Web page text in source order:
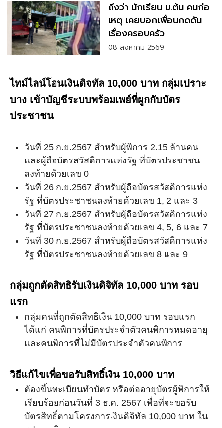
ถึงว่า นักเรียน ม.ต้น คนก่อ
เหตุ เคยบอกเพื่อนกดดัน
เรื่องครอบครัว
08 สิงหาคม 2569
ไทม์ไลน์โอนเงินดิจทัล 10,000 บาท กลุ่มเปราะ
บาง เข้าบัญชีระบบพร้อมเพย์ที่ผูกกับบัตร
ประชาชน
วันที่ 25 ก.ย.2567 สำหรับผู้พิการ 2.15 ล้านคน
และผู้ถือบัตรสวัสดิการแห่งรัฐ ที่บัตรประชาชน
ลงท้ายด้วยเลข 0
วันที่ 26 ก.ย.2567 สำหรับผู้ถือบัตรสวัสดิการแห่ง
รัฐ ที่บัตรประชาชนลงท้ายด้วยเลข 1, 2 และ 3
วันที่ 27 ก.ย.2567 สำหรับผู้ถือบัตรสวัสดิการแห่ง
รัฐ ที่บัตรประชาชนลงท้ายด้วยเลข 4, 5, 6 และ 7
วันที่ 30 ก.ย.2567 สำหรับผู้ถือบัตรสวัสดิการแห่ง
รัฐ ที่บัตรประชาชนลงท้ายด้วยเลข 8 และ 9
กลุ่มถูกตัดสิทธิรับเงินดิจิทัล 10,000 บาท รอบ
แรก
กลุ่มคนที่ถูกตัดสิทธิเงิน 10,000 บาท รอบแรก
ได้แก่ คนพิการที่บัตรประจำตัวคนพิการหมดอายุ
และคนพิการที่ไม่มีบัตรประจำตัวคนพิการ
วิธีแก้ไขเพื่อขอรับสิทธิ์เงิน 10,000 บาท
ต้องขึ้นทะเบียนทำบัตร หรือต่ออายุบัตรผู้พิการให้
เรียบร้อยก่อนวันที่ 3 ธ.ค. 2567 เพื่อที่จะขอรับ
บัตรสิทธิ์ตามโครงการเงินดิจิทัล 10,000 บาท ใน